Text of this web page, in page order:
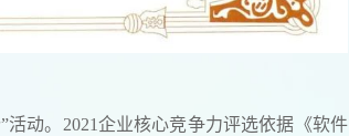
动。2021企业核心竞争力评选依据《软件